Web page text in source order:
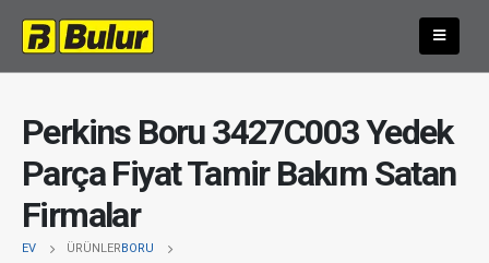
Perkins Boru 3427C003 Yedek
Parça Fiyat Tamir Bakım Satan
Firmalar
EV ÜRÜNLERBORU